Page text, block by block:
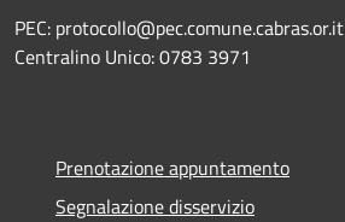
PEC: protocollo@pec.comune.cabras.or.it
Centralino Unico: 0783 3971
Prenotazione appuntamento
Segnalazione disservizio